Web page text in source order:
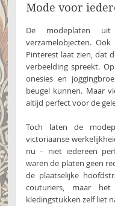
Mode voor
De modeplaten
verzamelobjecten.
Pinterest laat zien, dat
verbeelding spreekt.
onesies en
beugel kunnen. Maar
altijd perfect voor de
Toch laten de
victoriaanse
nu – niet iedereen
waren de platen geen
de plaatselijke
couturiers, maar
kledingstukken zelf liet